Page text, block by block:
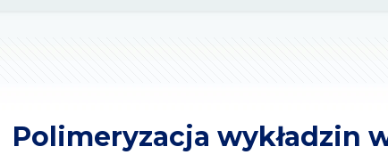
Polimeryzacja wykładzin